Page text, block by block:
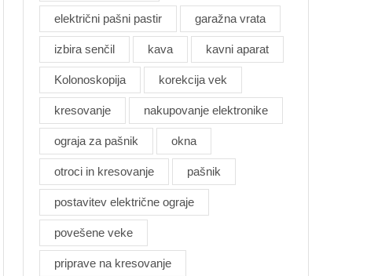
električni pašni pastir garažna vrata
izbira senčil kava kavni aparat
Kolonoskopija korekcija vek
kresovanje nakupovanje elektronike
ograja za pašnik okna
otroci in kresovanje pašnik
postavitev električne ograje
povešene veke
priprave na kresovanje